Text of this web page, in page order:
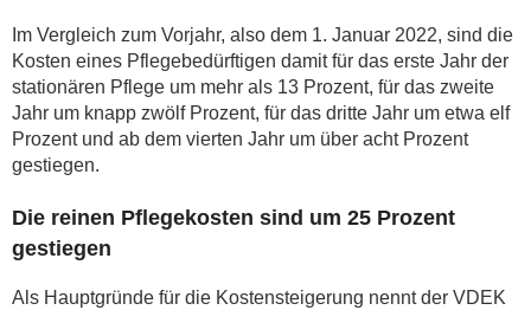
Im Vergleich zum Vorjahr, also dem 1. Januar 2022, sind die
Kosten eines Pflegebedürftigen damit für das erste Jahr der
stationären Pflege um mehr als 13 Prozent, für das zweite
Jahr um knapp zwölf Prozent, für das dritte Jahr um etwa elf
Prozent und ab dem vierten Jahr um über acht Prozent
gestiegen.
Die reinen Pflegekosten sind um 25 Prozent
gestiegen
Als Hauptgründe für die Kostensteigerung nennt der VDEK